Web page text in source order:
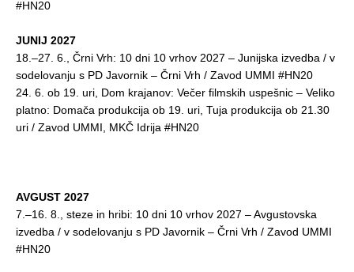
#HN20
JUNIJ 2027
18.–27. 6., Črni Vrh: 10 dni 10 vrhov 2027 – Junijska izvedba / v
sodelovanju s PD Javornik – Črni Vrh / Zavod UMMI #HN20
24. 6. ob 19. uri, Dom krajanov: Večer filmskih uspešnic – Veliko
platno: Domača produkcija ob 19. uri, Tuja produkcija ob 21.30
uri / Zavod UMMI, MKČ Idrija #HN20
AVGUST 2027
7.–16. 8., steze in hribi: 10 dni 10 vrhov 2027 – Avgustovska
izvedba / v sodelovanju s PD Javornik – Črni Vrh / Zavod UMMI
#HN20